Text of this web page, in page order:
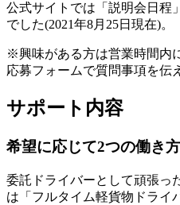
公式サイトでは「説明会日程
でした(2021年8月25日現在)。
※興味がある方は営業時間内
応募フォームで質問事項を伝
サポート内容
希望に応じて2つの働き
委託ドライバーとして頑張っ
は「フルタイム軽貨物ドライ